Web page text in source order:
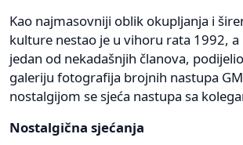
Kao najmasovniji oblik okupljanja i
kulture nestao je u vihoru rata 1992, a
jedan od nekadašnjih članova,
galeriju fotografija brojnih nastupa
nostalgijom se sjeća nastupa sa
Nostalgična sjećanja